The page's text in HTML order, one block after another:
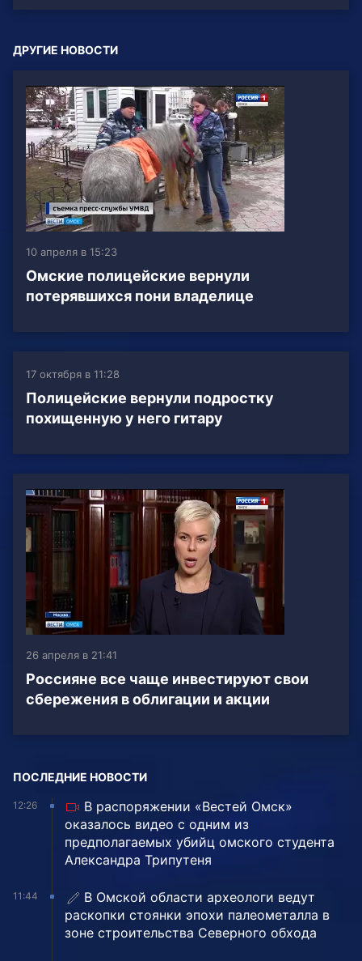
ДРУГИЕ НОВОСТИ
10 апреля в 15:23
Омские полицейские вернули
потерявшихся пони владелице
17 октября в 11:28
Полицейские вернули подростку
похищенную у него гитару
26 апреля в 21:41
Россияне все чаще инвестируют свои
сбережения в облигации и акции
ПОСЛЕДНИЕ НОВОСТИ
12:26
В распоряжении «Вестей Омск»
оказалось видео с одним из
предполагаемых убийц омского студента
Александра Трипутеня
11:44
В Омской области археологи ведут
раскопки стоянки эпохи палеометалла в
зоне строительства Северного обхода